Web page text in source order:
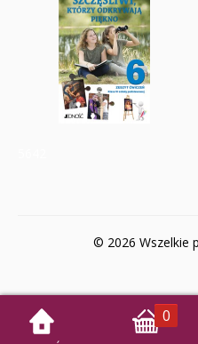
© 2026 Wszelkie
0